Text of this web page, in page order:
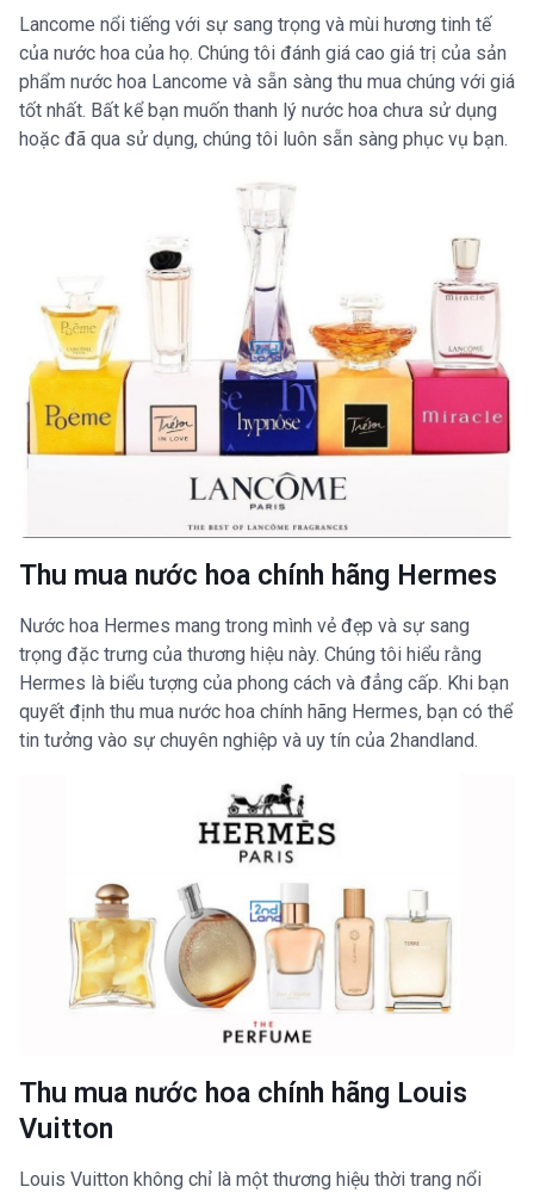
Lancome nổi tiếng với sự sang trọng và mùi hương tinh tế
của nước hoa của họ. Chúng tôi đánh giá cao giá trị của sản
phẩm nước hoa Lancome và sẵn sàng thu mua chúng với giá
tốt nhất. Bất kể bạn muốn thanh lý nước hoa chưa sử dụng
hoặc đã qua sử dụng, chúng tôi luôn sẵn sàng phục vụ bạn.
Thu mua nước hoa chính hãng Hermes
Nước hoa Hermes mang trong mình vẻ đẹp và sự sang
trọng đặc trưng của thương hiệu này. Chúng tôi hiểu rằng
Hermes là biểu tượng của phong cách và đẳng cấp. Khi bạn
quyết định thu mua nước hoa chính hãng Hermes, bạn có thể
tin tưởng vào sự chuyên nghiệp và uy tín của 2handland.
Thu mua nước hoa chính hãng Louis
Vuitton
Louis Vuitton không chỉ là một thương hiệu thời trang nổi